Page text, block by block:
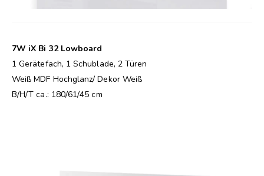
7W iX Bi 32 Lowboard
1 Gerätefach, 1 Schublade, 2 Türen
Weiß MDF Hochglanz/ Dekor Weiß
B/H/T ca.: 180/61/45 cm